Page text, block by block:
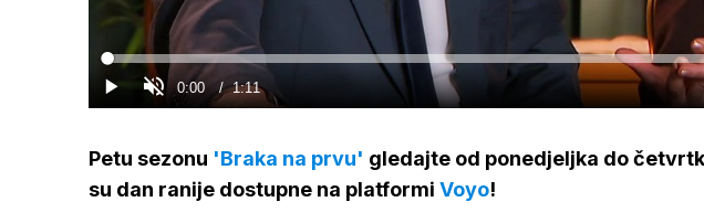
GledajUpali
zvuk
Current
0:00 / Duration
1:11
Loaded:
0%
Petu sezonu 'Braka na prvu' gledajte od ponedjeljka do
su dan ranije dostupne na platformi Voyo!